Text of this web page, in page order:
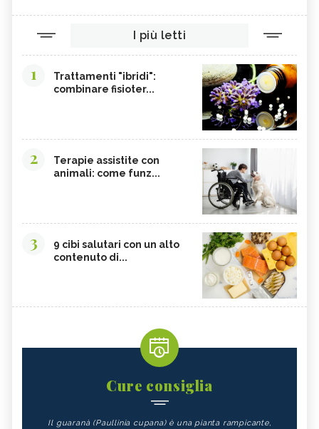
OLD MAN BANKSIA, IL FIORE
MOUNTAIN DEVIL, IL FIORE
AUSTRALIANO
MONGA WARATAH, IL FIORE
AUSTRALIANO
KAPOK BUSH, IL FIORE
AUSTRALIANO
AUSTRALIANO
AUSTRALIANO
GYMEA LILY, IL FIORE
AUSTRALIANO
FRESHWATER MANGROVE, IL FIORE
AUSTRALIANO
BANKSIA ROBUR, IL FIORE
AUSTRALIANO
I più letti
1
Trattamenti "ibridi":
combinare fisioter...
2
Terapie assistite con
animali: come funz...
3
9 cibi salutari con un alto
contenuto di...
Cure consiglia
Il guaranà (Paullinia cupana) è una pianta rampicante,